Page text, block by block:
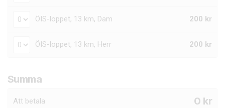
ÖIS-loppet, 13 km, Dam 200 kr
ÖIS-loppet, 13 km, Herr 200 kr
Summa
Att betala 0 kr